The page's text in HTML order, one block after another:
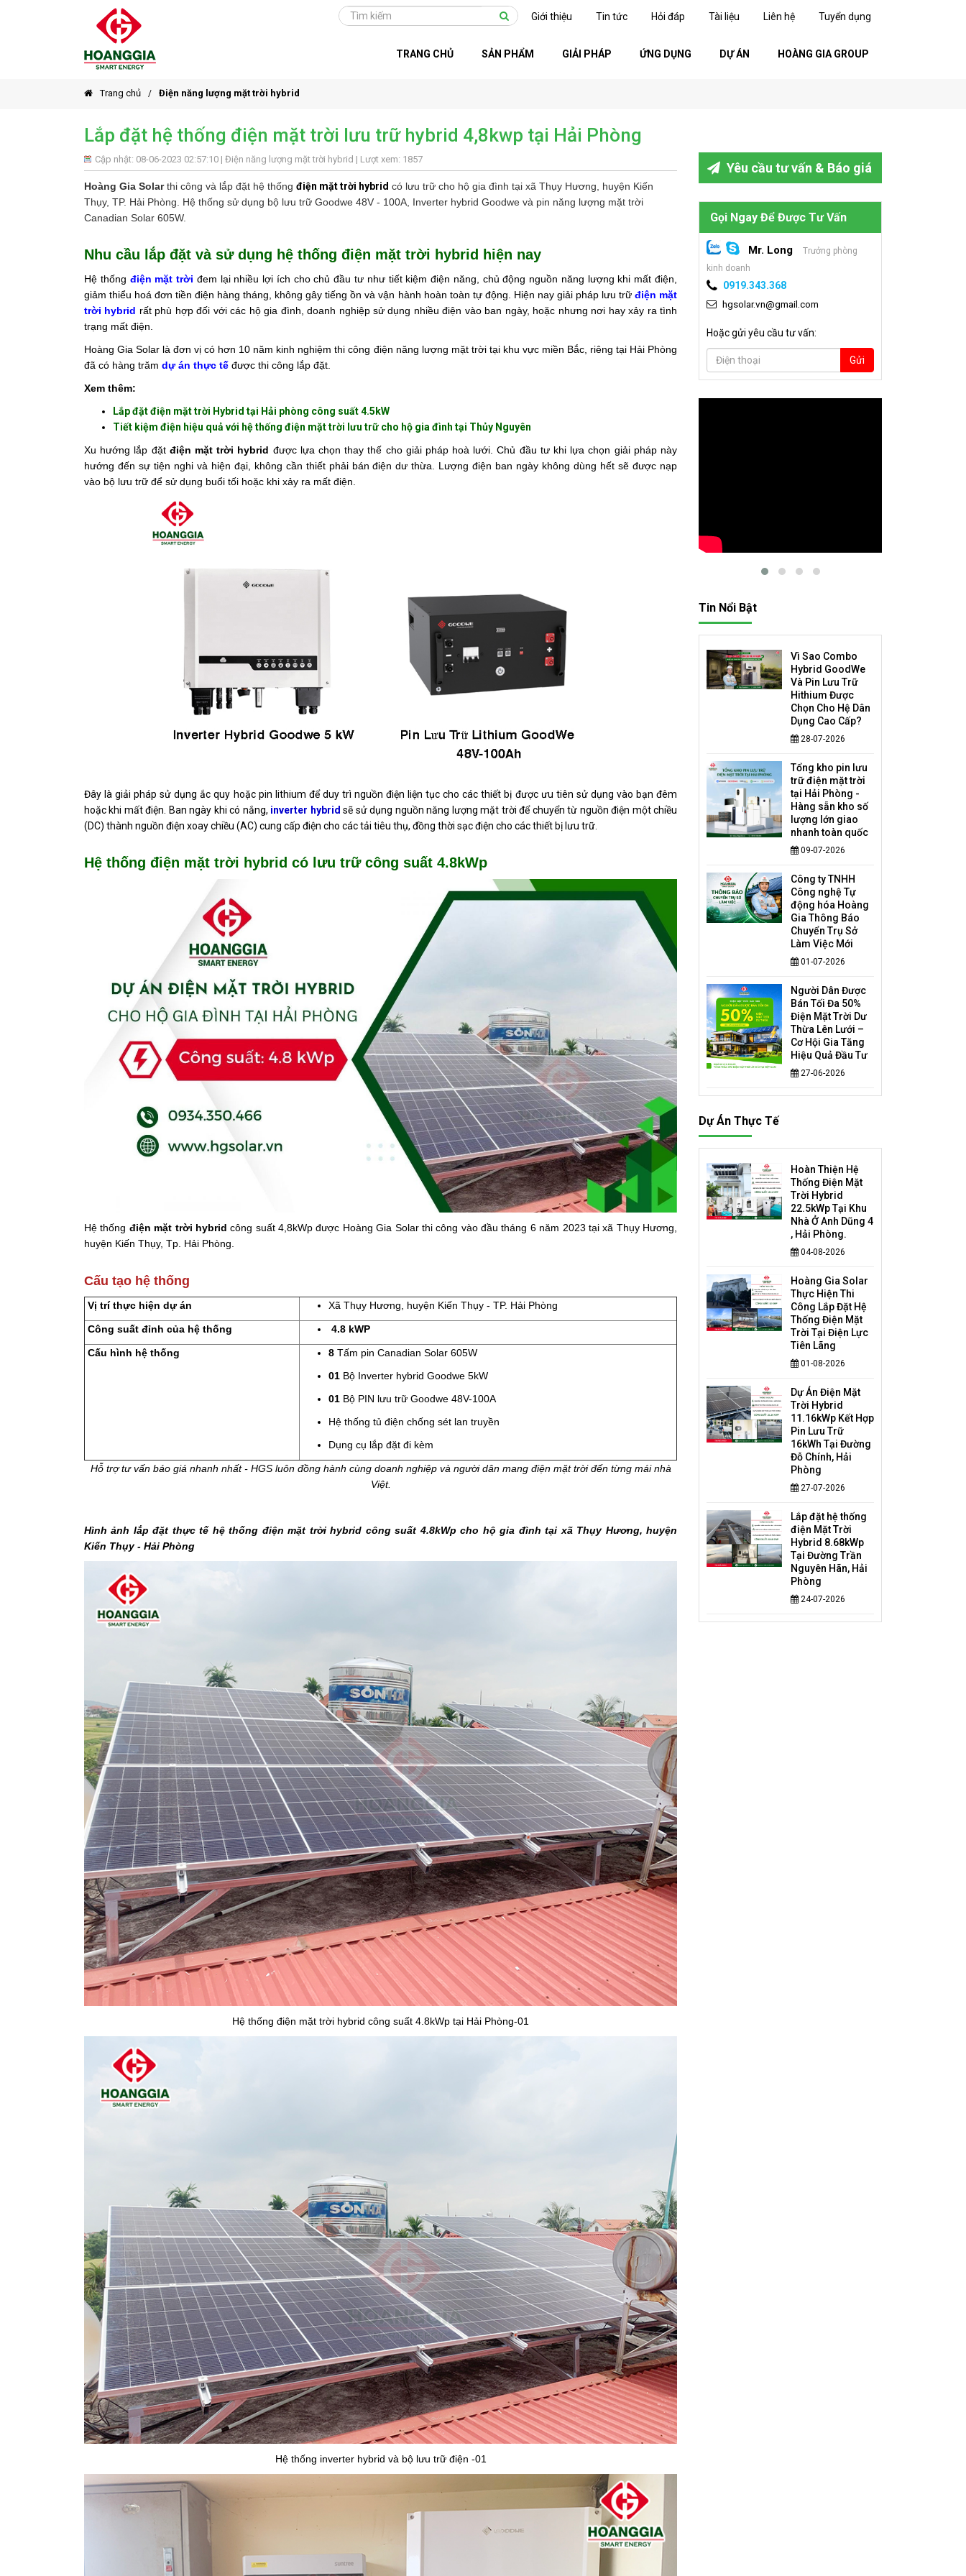
Giới thiệu Tin tức Hỏi đáp Tài liệu Liên hệ Tuyển dụng
TRANG CHỦ SẢN PHẨM GIẢI PHÁP ỨNG DỤNG DỰ ÁN HOÀNG GIA GROUP
Trang chủ Điện năng lượng mặt trời hybrid
Lắp đặt hệ thống điện mặt trời lưu trữ hybrid 4,8kwp tại Hải Phòng
Cập nhật: 08-06-2023 02:57:10 | Điện năng lượng mặt trời hybrid | Lượt xem: 1857
Hoàng Gia Solarthi công và lắp đặt hệ thống điện mặt trời hybrid có lưu trữ cho hộ gia đình tại xã Thụy Hương, huyện Kiến
Thụy, TP. Hải Phòng. Hệ thống sử dụng bộ lưu trữ Goodwe 48V - 100A, Inverter hybrid Goodwe và pin năng lượng mặt trời
Canadian Solar 605W.
Nhu cầu lắp đặt và sử dụng hệ thống điện mặt trời hybrid hiện nay
Hệ thống điện mặt trời đem lại nhiều lợi ích cho chủ đầu tư như tiết kiệm điện năng, chủ động nguồn năng lượng khi mất điện,
giảm thiểu hoá đơn tiền điện hàng tháng, không gây tiếng ồn và vận hành hoàn toàn tự động. Hiện nay giải pháp lưu trữ điện mặt
trời hybrid rất phù hợp đối với các hộ gia đình, doanh nghiệp sử dụng nhiều điện vào ban ngày, hoặc nhưng nơi hay xảy ra tình
trạng mất điện.
Hoàng Gia Solar là đơn vị có hơn 10 năm kinh nghiệm thi công điện năng lượng mặt trời tại khu vực miền Bắc, riêng tại Hải Phòng
đã có hàng trăm dự án thực tế được thi công lắp đặt.
Xem thêm:
Lắp đặt điện mặt trời Hybrid tại Hải phòng công suất 4.5kW
Tiết kiệm điện hiệu quả với hệ thống điện mặt trời lưu trữ cho hộ gia đình tại Thủy Nguyên
Xu hướng lắp đặt điện mặt trời hybrid được lựa chọn thay thế cho giải pháp hoà lưới. Chủ đầu tư khi lựa chọn giải pháp này
hướng đến sự tiện nghi và hiện đại, không cần thiết phải bán điện dư thừa. Lượng điện ban ngày không dùng hết sẽ được nạp
vào bộ lưu trữ để sử dụng buổi tối hoặc khi xảy ra mất điện.
Đây là giải pháp sử dụng ắc quy hoặc pin lithium để duy trì nguồn điện liện tục cho các thiết bị được ưu tiên sử dụng vào bạn đêm
hoặc khi mất điện. Ban ngày khi có nắng, inverter hybrid sẽ sử dụng nguồn năng lượng mặt trời để chuyển từ nguồn điện một chiều
(DC) thành nguồn điện xoay chiều (AC) cung cấp điện cho các tải tiêu thụ, đồng thời sạc điện cho các thiết bị lưu trữ.
Hệ thống điện mặt trời hybrid có lưu trữ công suất 4.8kWp
Hệ thống điện mặt trời hybrid công suất 4,8kWp được Hoàng Gia Solar thi công vào đầu tháng 6 năm 2023 tại xã Thụy Hương,
huyện Kiến Thụy, Tp. Hải Phòng.
Cấu tạo hệ thống
Vị trí thực hiện dự án Xã Thụy Hương, huyện Kiến Thụy - TP. Hải Phòng
Công suất đỉnh của hệ thống 4.8 kWP
Cấu hình hệ thống 8 Tấm pin Canadian Solar 605W
01 Bộ Inverter hybrid Goodwe 5kW
01 Bộ PIN lưu trữ Goodwe 48V-100A
Hệ thống tủ điện chống sét lan truyền
Dụng cụ lắp đặt đi kèm
Hỗ trợ tư vấn báo giá nhanh nhất - HGS luôn đồng hành cùng doanh nghiệp và người dân mang điện mặt trời đến từng mái nhà
Việt.
Hình ảnh lắp đặt thực tế hệ thống điện mặt trời hybrid công suất 4.8kWp cho hộ gia đình tại xã Thụy Hương, huyện
Kiến Thụy - Hải Phòng
Hệ thống điện mặt trời hybrid công suất 4.8kWp tại Hải Phòng-01
Hệ thống inverter hybrid và bộ lưu trữ điện -01
Yêu cầu tư vấn & Báo giá
Gọi Ngay Để Được Tư Vấn
Mr. Long
Trưởng phòng
kinh doanh
0919.343.368
hgsolar.vn@gmail.com
Hoặc gửi yêu cầu tư vấn:
Gửi
Tin Nổi Bật
Vì Sao Combo
Hybrid GoodWe
Và Pin Lưu Trữ
Hithium Được
Chọn Cho Hệ Dân
Dụng Cao Cấp?
28-07-2026
Tổng kho pin lưu
trữ điện mặt trời
tại Hải Phòng -
Hàng sẵn kho số
lượng lớn giao
nhanh toàn quốc
09-07-2026
Công ty TNHH
Công nghệ Tự
động hóa Hoàng
Gia Thông Báo
Chuyển Trụ Sở
Làm Việc Mới
01-07-2026
Người Dân Được
Bán Tối Đa 50%
Điện Mặt Trời Dư
Thừa Lên Lưới –
Cơ Hội Gia Tăng
Hiệu Quả Đầu Tư
27-06-2026
Dự Án Thực Tế
Hoàn Thiện Hệ
Thống Điện Mặt
Trời Hybrid
22.5kWp Tại Khu
Nhà Ở Anh Dũng 4
, Hải Phòng.
04-08-2026
Hoàng Gia Solar
Thực Hiện Thi
Công Lắp Đặt Hệ
Thống Điện Mặt
Trời Tại Điện Lực
Tiên Lãng
01-08-2026
Dự Án Điện Mặt
Trời Hybrid
11.16kWp Kết Hợp
Pin Lưu Trữ
16kWh Tại Đường
Đỗ Chính, Hải
Phòng
27-07-2026
Lắp đặt hệ thống
điện Mặt Trời
Hybrid 8.68kWp
Tại Đường Trần
Nguyên Hãn, Hải
Phòng
24-07-2026